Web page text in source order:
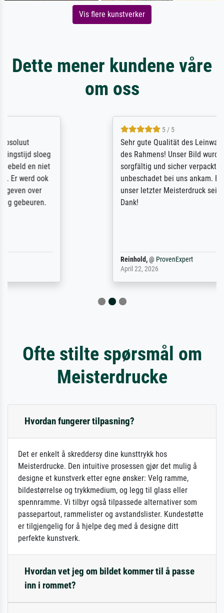
Vis flere kunstverker
Dette mener kundene våre
om oss
Sehr gute Qualität des Leinwanddrucks und
des Rahmens! Unser Bild wurde sehr
sorgfältig und sicher verpackt, so dass es
unbeschadet bei uns ankam. Es wird nicht
unser letzter Meisterdruck sein. Vielen
Dank!
Ofte stilte spørsmål om
Meisterdrucke
Hvordan fungerer tilpasning?
Det er enkelt å skreddersy dine kunsttrykk hos
Meisterdrucke. Den intuitive prosessen gjør det mulig å
designe et kunstverk etter egne ønsker: Velg ramme,
bildestørrelse og trykkmedium, og legg til glass eller
spennramme. Vi tilbyr også tilpassede alternativer som
passepartout, rammelister og avstandslister. Kundestøtte
er tilgjengelig for å hjelpe deg med å designe ditt
perfekte kunstverk.
Hvordan vet jeg om bildet kommer til å passe
inn i rommet?